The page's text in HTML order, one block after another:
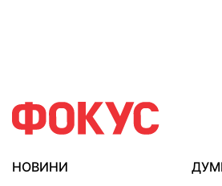
НОВИНИ